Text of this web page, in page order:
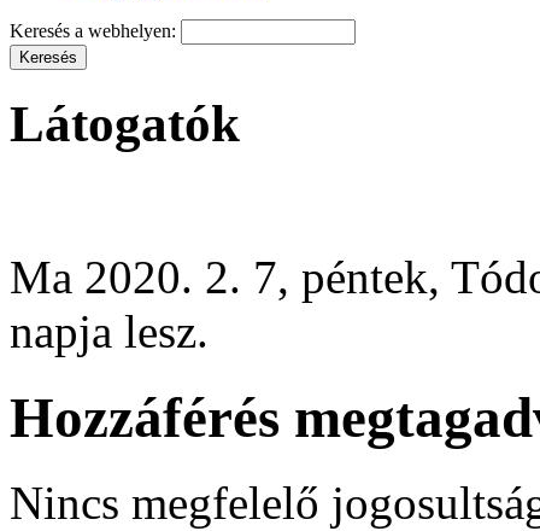
Keresés a webhelyen:
Látogatók
Ma 2020. 2. 7, péntek,
napja lesz.
Hozzáférés
Nincs megfelelő